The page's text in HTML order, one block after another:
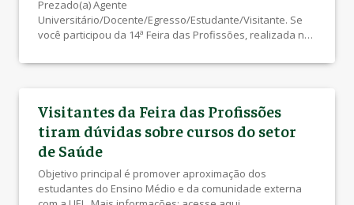
Prezado(a) Agente
Universitário/Docente/Egresso/Estudante/Visitante. Se
você participou da 14ª Feira das Profissões, realizada no
possamos melhorar continuamente.
Agradecemos a participação!
Comissão OrganizadoraFeira das
ProfissõesUniversidade Estadual de Londrina
Visitantes da Feira das Profissões
tiram dúvidas sobre cursos do setor
de Saúde
Objetivo principal é promover aproximação dos
estudantes do Ensino Médio e da comunidade externa